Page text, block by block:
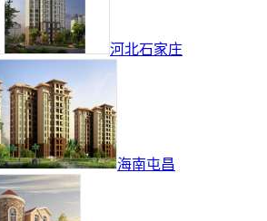
河北石家庄
海南屯昌